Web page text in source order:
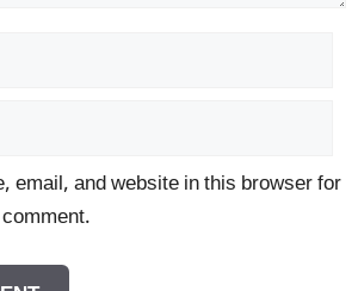
email, and website in this browser for